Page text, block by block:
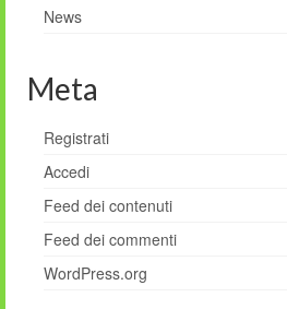
News
Meta
Registrati
Accedi
Feed dei contenuti
Feed dei commenti
WordPress.org